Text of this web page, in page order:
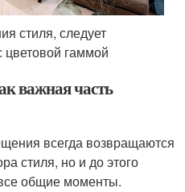
стиля, следует
цветовой гаммой
важная часть
всегда возвращаются
стиля, но и до этого
общие моменты.